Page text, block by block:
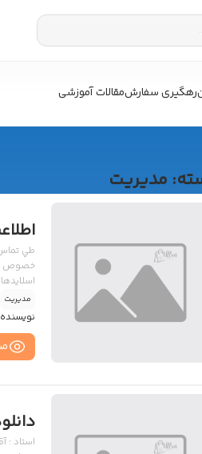
رهگیری سفارشمقالات آموزشی
مدیریت
طي
خصوص
مدیریت